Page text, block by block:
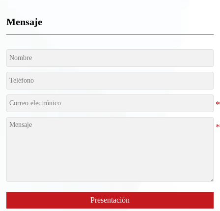
Mensaje
Presentación